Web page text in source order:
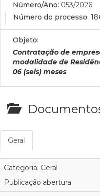
Número/Ano: 053/2026
Número do processo:
Objeto:
Contratação de
modalidade de
06 (seis) meses
Geral
Categoria: Geral
Publicação abertura